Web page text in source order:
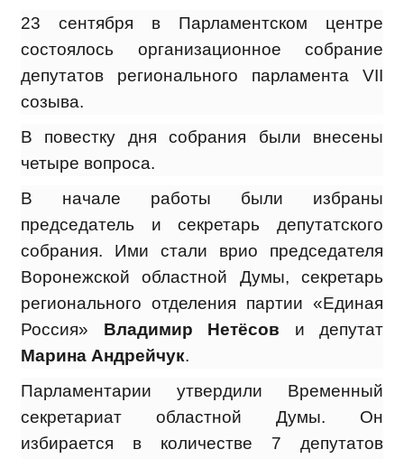
23 сентября в Парламентском центре
состоялось организационное собрание
депутатов регионального парламента VII
созыва.
В повестку дня собрания были внесены
четыре вопроса.
В начале работы были избраны
председатель и секретарь депутатского
собрания. Ими стали врио председателя
Воронежской областной Думы, секретарь
регионального отделения партии «Единая
Россия» Владимир Нетёсов и депутат
Марина Андрейчук.
Парламентарии утвердили Временный
секретариат областной Думы. Он
избирается в количестве 7 депутатов